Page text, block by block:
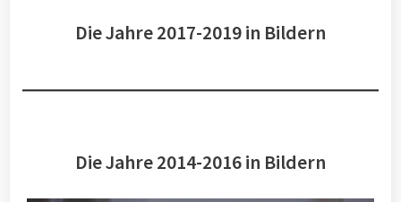
Die Jahre 2017-2019 in Bildern
Die Jahre 2014-2016 in Bildern